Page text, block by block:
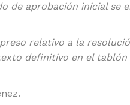
de aprobación inicial se
relativo a la
definitivo en el